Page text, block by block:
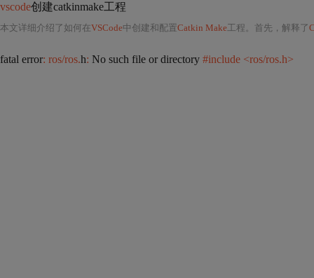
vscode创建catkinmake工程
本文详细介绍了如何在VSCode中创建和配置Catkin Make工程。首先，解释了
fatal error: ros/ros.h: No such file or directory #include <ros/ros.h>